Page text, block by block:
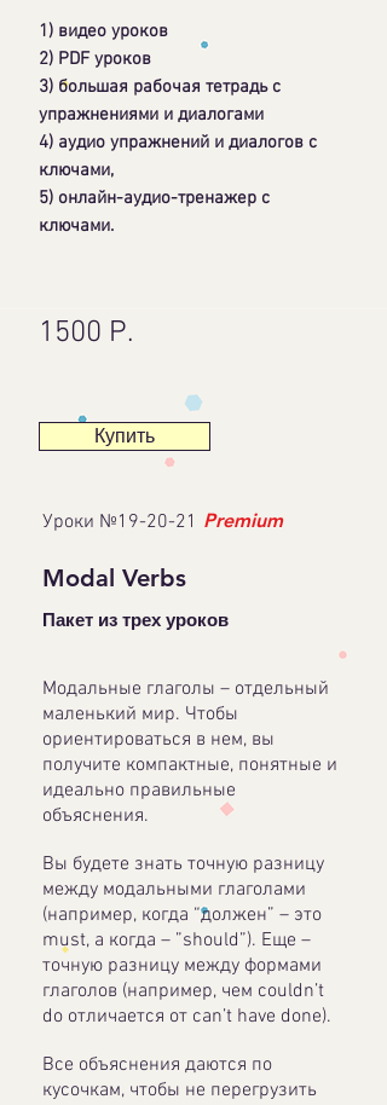
1) видео уроков
2) PDF уроков
3) большая рабочая тетрадь с
упражнениями и диалогами
4) аудио упражнений и диалогов с
ключами,
5) онлайн-аудио-тренажер с
ключами.
1500 Р.
Купить
Уроки №19-20-21 Premium
Modal Verbs
Пакет из трех уроков
Модальные глаголы – отдельный
маленький мир. Чтобы
ориентироваться в нем, вы
получите компактные, понятные и
идеально правильные
объяснения.
Вы будете знать точную разницу
между модальными глаголами
(например, когда “должен” – это
must, а когда – ”should”). Еще –
точную разницу между формами
глаголов (например, чем couldn’t
do отличается от can’t have done).
Все объяснения даются по
кусочкам, чтобы не перегрузить